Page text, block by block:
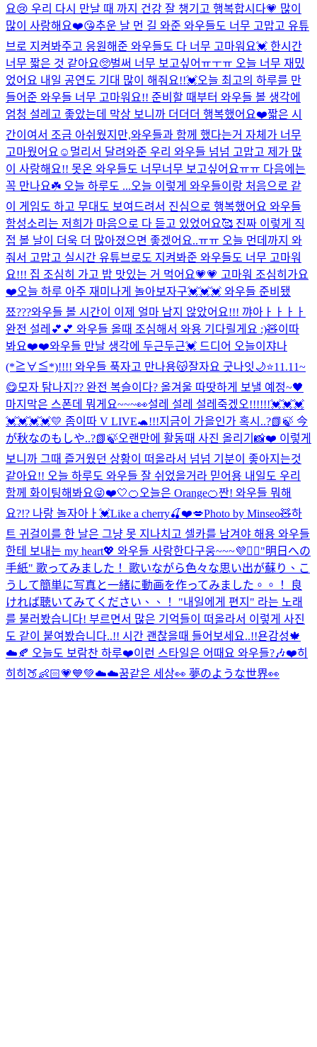
요😢 우리 다시 만날 때 까지 건강 잘 챙기고 행복합시다💗 많이
많이 사랑해요❤️😘추운 날 먼 길 와준 와우들도 너무 고맙고 유튜
브로 지켜봐주고 응원해준 와우들도 다 너무 고마워요💓 한시간
너무 짧은 것 같아요🥺벌써 너무 보고싶어ㅠㅜㅠ 오늘 너무 재밌
었어요 내일 공연도 기대 많이 해줘요!!💓오늘 최고의 하루를 만
들어준 와우들 너무 고마워요!! 준비할 때부터 와우들 볼 생각에
엄청 설레고 좋았는데 막상 보니까 더더더 행복했어요❤️짧은 시
간이여서 조금 아쉬웠지만,와우들과 함께 했다는거 자체가 너무
고마웠어요☺️멀리서 달려와준 우리 와우들 넘넘 고맙고 제가 많
이 사랑해요!! 못온 와우들도 너무너무 보고싶어요ㅠㅠ 다음에는
꼭 만나요☘️ 오늘 하루도 ...오늘 이렇게 와우들이랑 처음으로 같
이 게임도 하고 무대도 보여드려서 진심으로 행복했어요 와우들
함성소리는 저희가 마음으로 다 듣고 있었어요🥰 진짜 이렇게 직
접 볼 날이 더욱 더 많아졌으면 좋겠어요..ㅠㅠ 오늘 먼데까지 와
줘서 고맙고 실시간 유튜브로도 지켜봐준 와우들도 너무 고마워
요!!! 집 조심히 가고 밥 맛있는 거 먹어요💗💗 고마워 조심히가요
❤️오늘 하루 아주 재미나게 놀아보자구💓💓💓 와우들 준비됐
쬬???와우들 볼 시간이 이제 얼마 남지 않았어요!!! 꺄아ㅏㅏㅏㅏ
완전 설레💕💕 와우들 올때 조심해서 와용 기다릴게요 :)🧸이따
봐요❤️❤️와우들 만날 생각에 두근두근💓 드디어 오늘이쟈나
(*≧∀≦*)!!!! 와우들 푹자고 만나용😽잘자요 굿나잇🌙⭐️11.11~
😋모자 탐나지?? 완전 복슬이다? 올겨울 따땃하게 보낼 예정~🖤
마지막은 스폰데 뭐게요~~~👀설레 설레 설레죽겠오!!!!!!💓💓💓
💓💓💓💓💛 좀이따 V LIVE🐢!!!지금이 가을인가 혹시..?📗🍃 今
が秋なのもしや..?📗🍃오랜만에 활동때 사진 올리기📸❤️ 이렇게
보니까 그때 즐거웠던 상황이 떠올라서 넘넘 기분이 좋아지는것
같아요!! 오늘 하루도 와우들 잘 쉬었을거라 믿어용 내일도 우리
함께 화이팅해봐요😜❤️🤍🍊오늘은 Orange🍊짠! 와우들 뭐해
요?!? 나랑 놀자아ㅏ💓Like a cherry🍒❤️💋Photo by Minseo🧸하
트 귀걸이를 한 날은 그냥 못 지나치고 셀카를 남겨야 해용 와우들
한테 보내는 my heart💖 와우들 사랑한다구웅~~~💜🙆‍♀️"明日への
手紙" 歌ってみました！ 歌いながら色々な思い出が蘇り、こ
うして簡単に写真と一緒に動画を作ってみました。。！ 良
ければ聴いてみてください、、！ "내일에게 편지" 라는 노래
를 불러봤습니다! 부르면서 많은 기억들이 떠올라서 이렇게 사진
도 같이 붙여봤습니다..!! 시간 괜찮을때 들어보세요..!!욘감성🍁
☁️🍂 오늘도 보람찬 하루❤️이런 스타일은 어때요 와우들?🎶❤️히
히히🍑👶🏻💗💙💚☁️☁️꿈같은 세상👀 夢のような世界👀